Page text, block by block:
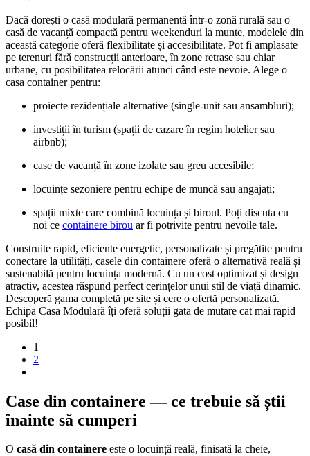
Dacă dorești o casă modulară permanentă într-o zonă rurală sau o
casă de vacanță compactă pentru weekenduri la munte, modelele din
această categorie oferă flexibilitate și accesibilitate. Pot fi amplasate
pe terenuri fără construcții anterioare, în zone retrase sau chiar
urbane, cu posibilitatea relocării atunci când este nevoie. Alege o
casa container pentru:
proiecte rezidențiale alternative (single-unit sau ansambluri);
investiții în turism (spații de cazare în regim hotelier sau
airbnb);
case de vacanță în zone izolate sau greu accesibile;
locuințe sezoniere pentru echipe de muncă sau angajați;
spații mixte care combină locuința și biroul. Poți discuta cu
noi ce containere birou ar fi potrivite pentru nevoile tale.
Construite rapid, eficiente energetic, personalizate și pregătite pentru
conectare la utilități, casele din containere oferă o alternativă reală și
sustenabilă pentru locuința modernă. Cu un cost optimizat și design
atractiv, acestea răspund perfect cerințelor unui stil de viață dinamic.
Descoperă gama completă pe site și cere o ofertă personalizată.
Echipa Casa Modulară îți oferă soluții gata de mutare cat mai rapid
posibil!
1
2
Case din containere — ce trebuie să știi
înainte să cumperi
O casă din containere este o locuință reală, finisată la cheie,